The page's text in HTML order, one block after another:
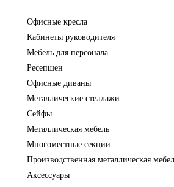
Офисные кресла
Кабинеты руководителя
Мебель для персонала
Ресепшен
Офисные диваны
Металлические стеллажи
Сейфы
Металлическая мебель
Многоместные секции
Производственная металлическая
Аксессуары